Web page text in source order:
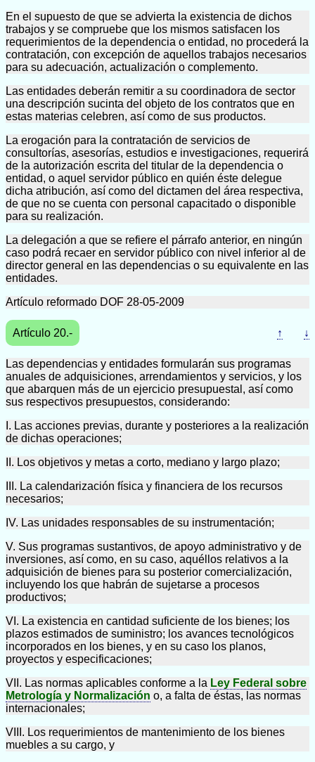
En el supuesto de que se advierta la existencia de dichos
trabajos y se compruebe que los mismos satisfacen los
requerimientos de la dependencia o entidad, no procederá la
contratación, con excepción de aquellos trabajos necesarios
para su adecuación, actualización o complemento.
Las entidades deberán remitir a su coordinadora de sector
una descripción sucinta del objeto de los contratos que en
estas materias celebren, así como de sus productos.
La erogación para la contratación de servicios de
consultorías, asesorías, estudios e investigaciones, requerirá
de la autorización escrita del titular de la dependencia o
entidad, o aquel servidor público en quién éste delegue
dicha atribución, así como del dictamen del área respectiva,
de que no se cuenta con personal capacitado o disponible
para su realización.
La delegación a que se refiere el párrafo anterior, en ningún
caso podrá recaer en servidor público con nivel inferior al de
director general en las dependencias o su equivalente en las
entidades.
Artículo reformado DOF 28-05-2009
Artículo 20.- ↑ ↓
Las dependencias y entidades formularán sus programas
anuales de adquisiciones, arrendamientos y servicios, y los
que abarquen más de un ejercicio presupuestal, así como
sus respectivos presupuestos, considerando:
I. Las acciones previas, durante y posteriores a la realización
de dichas operaciones;
II. Los objetivos y metas a corto, mediano y largo plazo;
III. La calendarización física y financiera de los recursos
necesarios;
IV. Las unidades responsables de su instrumentación;
V. Sus programas sustantivos, de apoyo administrativo y de
inversiones, así como, en su caso, aquéllos relativos a la
adquisición de bienes para su posterior comercialización,
incluyendo los que habrán de sujetarse a procesos
productivos;
VI. La existencia en cantidad suficiente de los bienes; los
plazos estimados de suministro; los avances tecnológicos
incorporados en los bienes, y en su caso los planos,
proyectos y especificaciones;
VII. Las normas aplicables conforme a la Ley Federal sobre
Metrología y Normalización o, a falta de éstas, las normas
internacionales;
VIII. Los requerimientos de mantenimiento de los bienes
muebles a su cargo, y